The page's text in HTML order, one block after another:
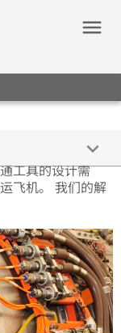
menu
工具的设计需
飞机。 我们的解
keyboard_arrow_down